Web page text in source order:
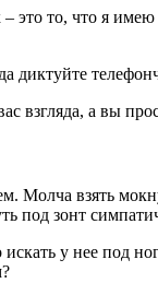
то, что я
диктуйте
взгляда, а вы
Молча взять
под зонт
у нее под